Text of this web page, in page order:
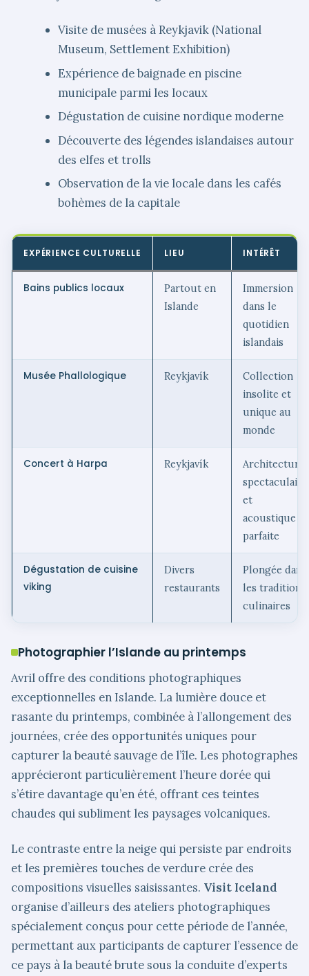
Visite de musées à Reykjavik (National
Museum, Settlement Exhibition)
Expérience de baignade en piscine
municipale parmi les locaux
Dégustation de cuisine nordique moderne
Découverte des légendes islandaises autour
des elfes et trolls
Observation de la vie locale dans les cafés
bohèmes de la capitale
EXPÉRIENCE CULTURELLE LIEU INTÉRÊT
Bains publics locaux
Partout en
Islande
Immersion
dans le
quotidien
islandais
Musée Phallologique Reykjavík
Collection
insolite et
unique au
monde
Concert à Harpa Reykjavík
Architecture
spectaculaire
et
acoustique
parfaite
Dégustation de cuisine
viking
Divers
restaurants
Plongée dans
les traditions
culinaires
Photographier l’Islande au printemps
Avril offre des conditions photographiques
exceptionnelles en Islande. La lumière douce et
rasante du printemps, combinée à l’allongement des
journées, crée des opportunités uniques pour
capturer la beauté sauvage de l’île. Les photographes
apprécieront particulièrement l’heure dorée qui
s’étire davantage qu’en été, offrant ces teintes
chaudes qui subliment les paysages volcaniques.
Le contraste entre la neige qui persiste par endroits
et les premières touches de verdure crée des
compositions visuelles saisissantes. Visit Iceland
organise d’ailleurs des ateliers photographiques
spécialement conçus pour cette période de l’année,
permettant aux participants de capturer l’essence de
ce pays à la beauté brute sous la conduite d’experts